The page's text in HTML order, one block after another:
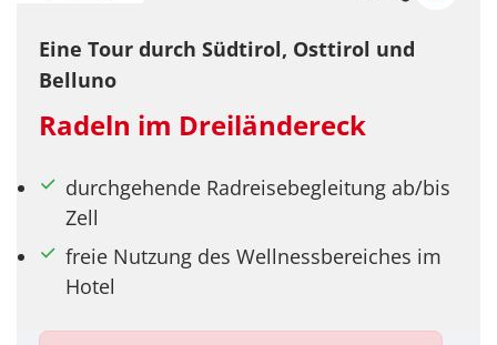
Eine Tour durch Südtirol, Osttirol und
Belluno
Radeln im Dreiländereck
durchgehende Radreisebegleitung ab/bis
Zell
freie Nutzung des Wellnessbereiches im
Hotel